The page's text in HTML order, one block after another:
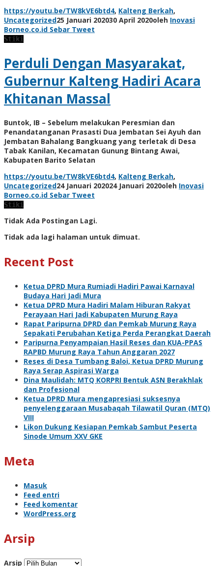
https://youtu.be/TW8kVE6btd4, Kalteng Berkah,
Uncategorized25 Januari 202030 April 2020oleh Inovasi
Borneo.co.id Sebar Tweet
Stiki
Perduli Dengan Masyarakat,
Gubernur Kalteng Hadiri Acara
Khitanan Massal
Buntok, IB – Sebelum melakukan Peresmian dan
Penandatanganan Prasasti Dua Jembatan Sei Ayuh dan
Jembatan Bahalang Bangkuang yang terletak di Desa
Tabak Kanilan, Kecamatan Gunung Bintang Awai,
Kabupaten Barito Selatan
https://youtu.be/TW8kVE6btd4, Kalteng Berkah,
Uncategorized24 Januari 202024 Januari 2020oleh Inovasi
Borneo.co.id Sebar Tweet
Stiki
Tidak Ada Postingan Lagi.
Tidak ada lagi halaman untuk dimuat.
Recent Post
Ketua DPRD Mura Rumiadi Hadiri Pawai Karnaval
Budaya Hari Jadi Mura
Ketua DPRD Mura Hadiri Malam Hiburan Rakyat
Perayaan Hari Jadi Kabupaten Murung Raya
Rapat Paripurna DPRD dan Pemkab Murung Raya
Sepakati Perubahan Ketiga Perda Perangkat Daerah
Paripurna Penyampaian Hasil Reses dan KUA-PPAS
RAPBD Murung Raya Tahun Anggaran 2027
Reses di Desa Tumbang Baloi, Ketua DPRD Murung
Raya Serap Aspirasi Warga
Dina Maulidah: MTQ KORPRI Bentuk ASN Berakhlak
dan Profesional
Ketua DPRD Mura mengapresiasi suksesnya
penyelenggaraan Musabaqah Tilawatil Quran (MTQ)
VIII
Likon Dukung Kesiapan Pemkab Sambut Peserta
Sinode Umum XXV GKE
Meta
Masuk
Feed entri
Feed komentar
WordPress.org
Arsip
Arsip